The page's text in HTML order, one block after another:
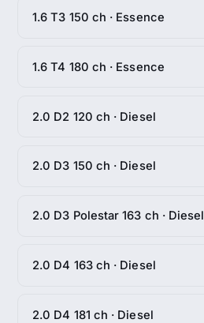
1.6 T3 150 ch · Essence
1.6 T4 180 ch · Essence
2.0 D2 120 ch · Diesel
2.0 D3 150 ch · Diesel
2.0 D3 Polestar 163 ch · Diesel
2.0 D4 163 ch · Diesel
2.0 D4 181 ch · Diesel